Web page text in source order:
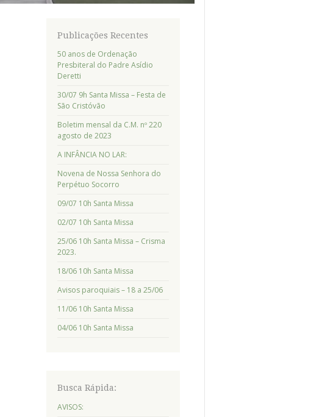
Publicações Recentes
50 anos de Ordenação
Presbiteral do Padre Asídio
Deretti
30/07 9h Santa Missa – Festa de
São Cristóvão
Boletim mensal da C.M. nº 220
agosto de 2023
A INFÂNCIA NO LAR:
Novena de Nossa Senhora do
Perpétuo Socorro
09/07 10h Santa Missa
02/07 10h Santa Missa
25/06 10h Santa Missa – Crisma
2023.
18/06 10h Santa Missa
Avisos paroquiais – 18 a 25/06
11/06 10h Santa Missa
04/06 10h Santa Missa
Busca Rápida:
AVISOS: